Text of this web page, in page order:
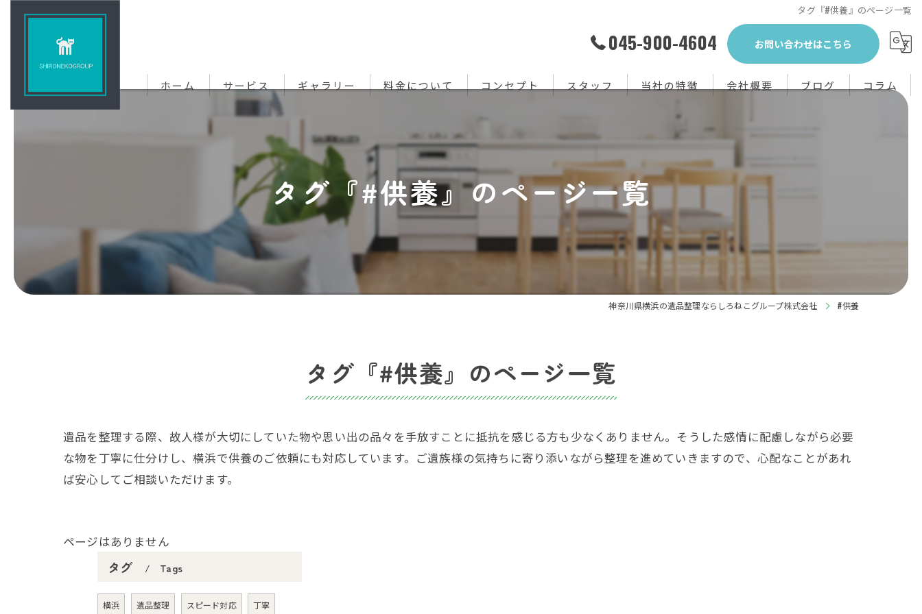
タグ『#供養』のページ一覧
045-900-4604 お問い合わせはこちら
ホーム サービス ギャラリー 料金について コンセプト スタッフ 当社の特徴
生前整理
不用品回収
買取り
粗大ゴミ
片付け
会社概要 ブログ コラム
タグ『#供養』のページ一覧
神奈川県横浜の遺品整理ならしろねこグループ株式会社 #供養
タグ『#供養』のページ一覧
遺品を整理する際、故人様が大切にしていた物や思い出の品々を手放すことに抵抗を感じる方も少なくありません。そうした感情に配慮しながら必要
な物を丁寧に仕分けし、横浜で供養のご依頼にも対応しています。ご遺族様の気持ちに寄り添いながら整理を進めていきますので、心配なことがあれ
ば安心してご相談いただけます。
ページはありません
タグ Tags
横浜 遺品整理 スピード対応 丁寧